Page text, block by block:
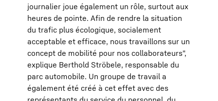
journalier joue également un rôle, surtout aux
heures de pointe. Afin de rendre la situation
du trafic plus écologique, socialement
acceptable et efficace, nous travaillons sur un
concept de mobilité pour nos collaborateurs",
explique Berthold Ströbele, responsable du
parc automobile. Un groupe de travail a
également été créé à cet effet avec des